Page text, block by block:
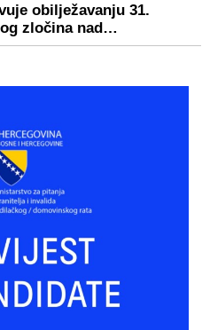
obilježavanju 31.
zločina nad…